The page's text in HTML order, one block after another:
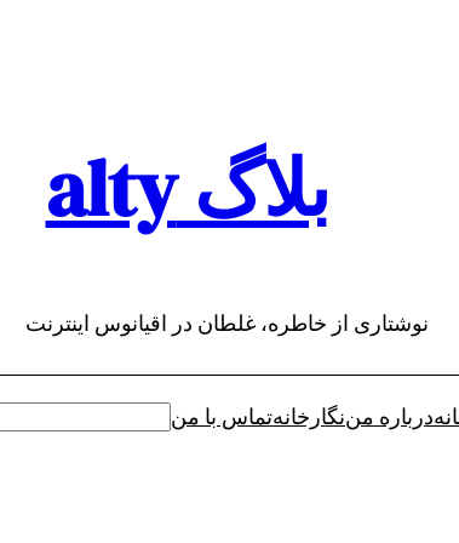
بلاگ alty
نوشتاری از خاطره، غلطان در اقیانوس اینترنت
درباره مننگارخانهتماس با من